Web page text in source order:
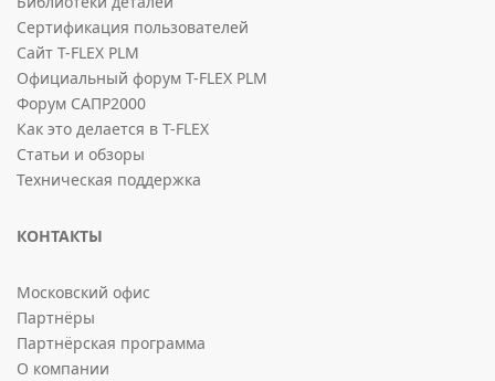
Сертификация пользователей
Сайт T-FLEX PLM
Официальный форум T-FLEX PLM
Форум САПР2000
Как это делается в T-FLEX
Статьи и обзоры
Техническая поддержка
КОНТАКТЫ
Московский офис
Партнёры
Партнёрская программа
О компании